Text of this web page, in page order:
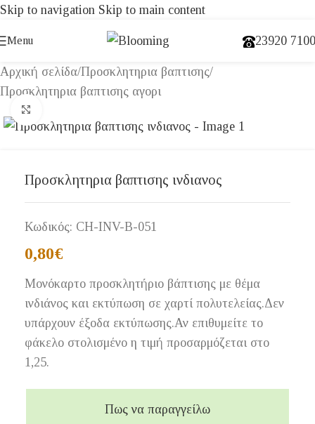
Skip to navigation Skip to main content
Menu 23920
Αρχική σελίδα/Προσκλητηρια βαπτισης/
Προσκλητηρια βαπτισης αγορι
Προσκλητηρια βαπτισης ινδιανος
Κωδικός: CH-INV-B-051
0,80€
Μονόκαρτο προσκλητήριο βάπτισης με θέμα
ινδιάνος και εκτύπωση σε χαρτί πολυτελείας.Δεν
υπάρχουν έξοδα εκτύπωσης.Αν επιθυμείτε το
φάκελο στολισμένο η τιμή προσαρμόζεται στο
1,25.
Πως να παραγγείλω